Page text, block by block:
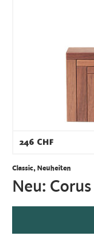
246 CHF
Classic, Neuheiten
Neu: